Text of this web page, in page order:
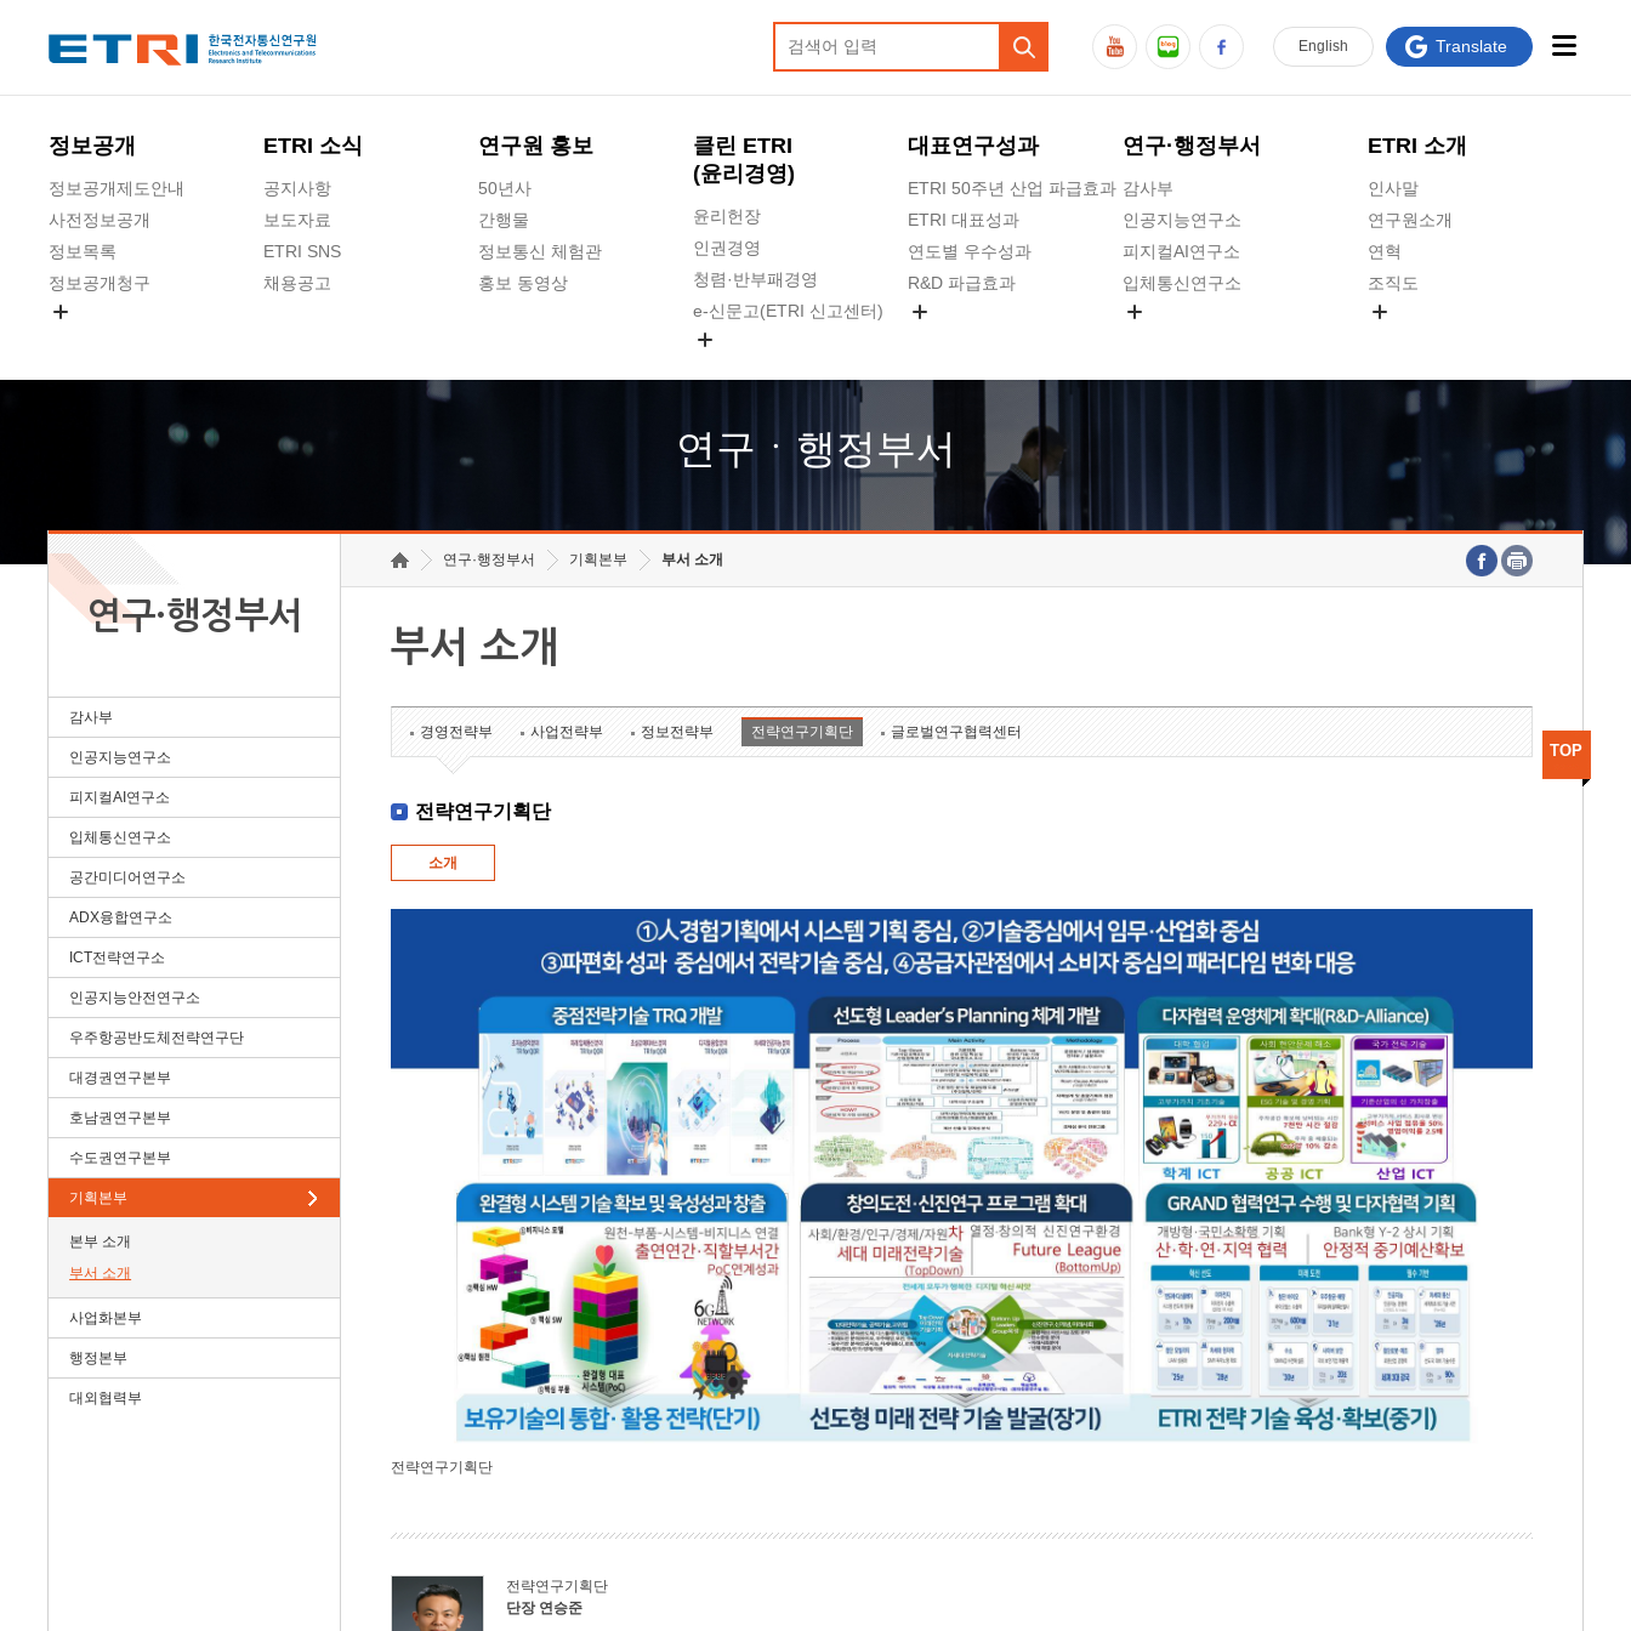
정보공개
정보공개제도안내
사전정보공개
정보목록
정보공개청구
ETRI 소식
공지사항
보도자료
ETRI SNS
채용공고
연구원 홍보
50년사
간행물
정보통신 체험관
홍보 동영상
클린 ETRI
(윤리경영)
윤리헌장
인권경영
청렴·반부패경영
e-신문고(ETRI 신고센터)
고객의소리
수의계약 현황
대표연구성과
ETRI 50주년 산업 파급효과
ETRI 대표성과
연도별 우수성과
R&D 파급효과
연구·행정부서
감사부
인공지능연구소
피지컬AI연구소
입체통신연구소
호남권연구본부
기획본부
ETRI 소개
인사말
연구원소개
연혁
조직도
연구원 고객헌장
주요업무연락처
English Translate
연구ㆍ행정부서
연구·행정부서
감사부
인공지능연구소
피지컬AI연구소
입체통신연구소
공간미디어연구소
ADX융합연구소
ICT전략연구소
인공지능안전연구소
우주항공반도체전략연구단
대경권연구본부
호남권연구본부
수도권연구본부
기획본부
본부 소개
부서 소개
사업화본부
행정본부
대외협력부
연구·행정부서 기획본부 부서 소개
부서 소개
경영전략부 사업전략부 정보전략부 전략연구기획단 글로벌연구협력센터
전략연구기획단
소개
전략연구기획단
전략연구기획단
단장 연승준
TOP